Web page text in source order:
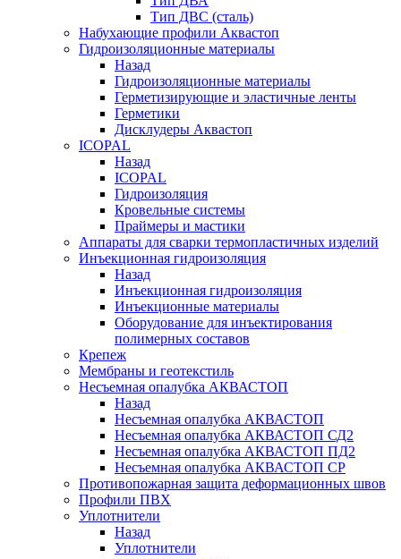
Тип ДВС (сталь)
Набухающие профили Аквастоп
Гидроизоляционные материалы
Назад
Гидроизоляционные материалы
Герметизирующие и эластичные ленты
Герметики
Дисклудеры Аквастоп
ICOPAL
Назад
ICOPAL
Гидроизоляция
Кровельные системы
Праймеры и мастики
Аппараты для сварки термопластичных изделий
Инъекционная гидроизоляция
Назад
Инъекционная гидроизоляция
Инъекционные материалы
Оборудование для инъектирования
полимерных составов
Крепеж
Мембраны и геотекстиль
Несъемная опалубка АКВАСТОП
Назад
Несъемная опалубка АКВАСТОП
Несъемная опалубка АКВАСТОП СД2
Несъемная опалубка АКВАСТОП ПД2
Несъемная опалубка АКВАСТОП СР
Противопожарная защита деформационных швов
Профили ПВХ
Уплотнители
Назад
Уплотнители